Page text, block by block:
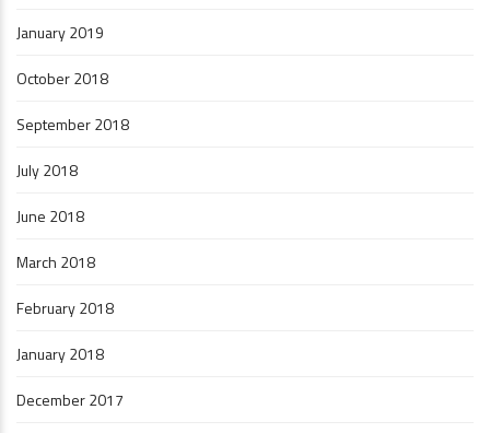
January 2019
October 2018
September 2018
July 2018
June 2018
March 2018
February 2018
January 2018
December 2017